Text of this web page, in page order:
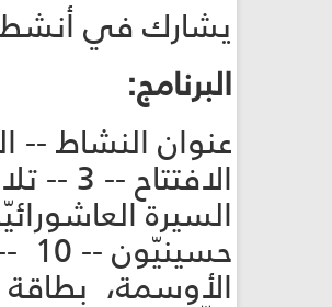
يشارك في أنشطة
البرنامج:
عنوان النشاط --
الافتتاح -- 3 -- تلاوة آيات من القرآن الكريم + حديث شريف
السيرة العاشورائيّة -- 10 -- فيديو مجلس دفن الأجساد الطاهرة
الأوسمة، بطاقة